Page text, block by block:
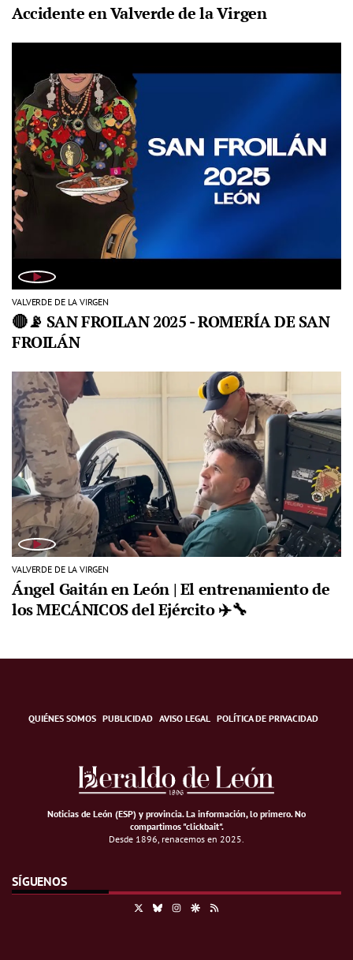
Accidente en Valverde de la Virgen
VALVERDE DE LA VIRGEN
🔴📡 SAN FROILAN 2025 - ROMERÍA DE SAN
FROILÁN
VALVERDE DE LA VIRGEN
Ángel Gaitán en León | El entrenamiento de
los MECÁNICOS del Ejército ✈️🔧
QUIÉNES SOMOS PUBLICIDAD AVISO LEGAL POLÍTICA DE PRIVACIDAD
Noticias de León (ESP) y provincia. La información, lo primero.No
compartimos "clickbait".
Desde 1896, renacemos en 2025.
SÍGUENOS
BlueskyInstagramGoogle Discover